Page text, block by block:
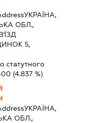
УКРАЇНА,
ОБЛ.,
5,
статутного
(4.837 %)
УКРАЇНА,
ОБЛ.,